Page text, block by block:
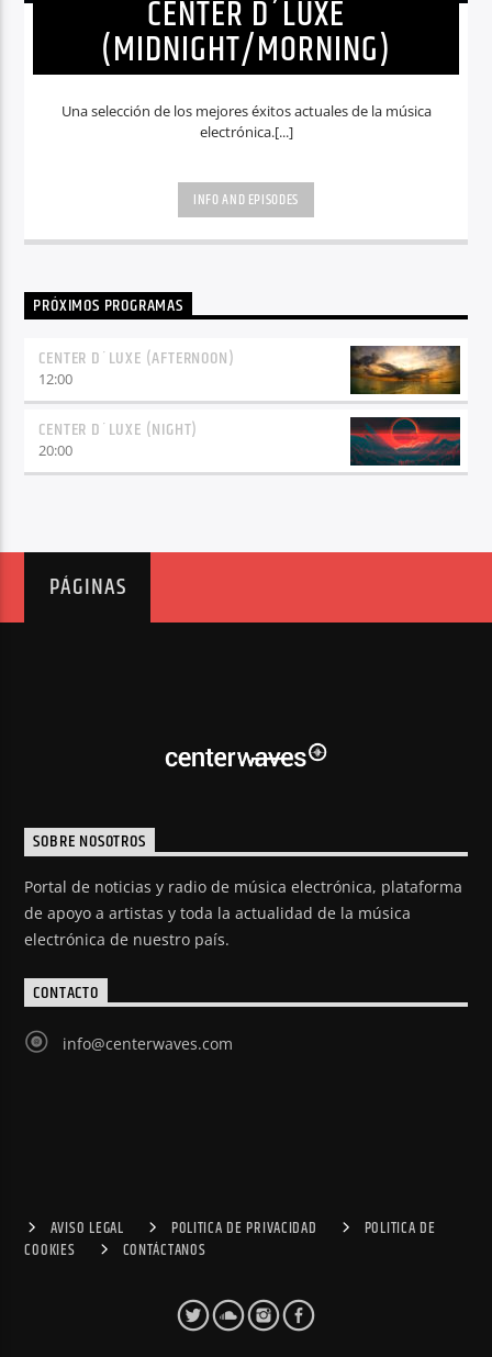
CENTER D´LUXE
(MIDNIGHT/MORNING)
Una selección de los mejores éxitos actuales de la música
electrónica.[...]
INFO AND EPISODES
PRÓXIMOS PROGRAMAS
CENTER D´LUXE (AFTERNOON)
12:00
CENTER D´LUXE (NIGHT)
20:00
PÁGINAS
SOBRE NOSOTROS
Portal de noticias y radio de música electrónica, plataforma
de apoyo a artistas y toda la actualidad de la música
electrónica de nuestro país.
CONTACTO
info@centerwaves.com
AVISO LEGAL POLITICA DE PRIVACIDAD
POLITICA DE
COOKIES
CONTÁCTANOS